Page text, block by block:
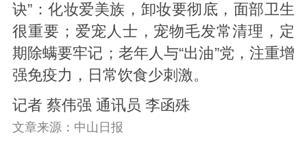
诀”：化妆爱美族，卸妆要彻底，面部卫生
很重要；爱宠人士，宠物毛发常清理，定
期除螨要牢记；老年人与“出油”党，注重增
强免疫力，日常饮食少刺激。
记者 蔡伟强 通讯员 李函殊
文章来源：中山日报